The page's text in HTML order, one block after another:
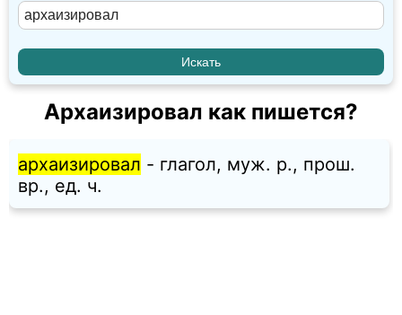
Архаизировал как пишется?
архаизировал - глагол, муж. p., прош.
вр., ед. ч.